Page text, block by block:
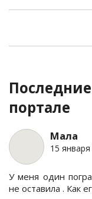
портале
Мала
15
У меня один
не оставила . Как